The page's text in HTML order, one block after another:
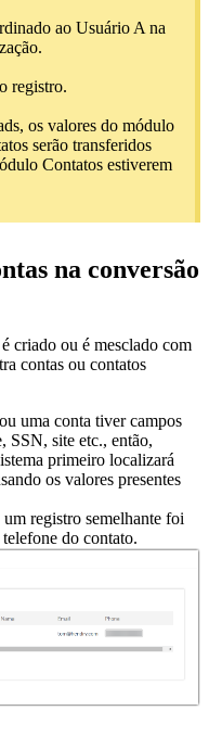
ao Usuário A na
registro.
os valores do módulo
serão transferidos
Contatos estiverem
na conversão
criado ou é mesclado com
contas ou contatos
uma conta tiver campos
SSN, site etc., então,
primeiro localizará
os valores presentes
registro semelhante foi
do contato.